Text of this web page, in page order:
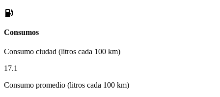
Consumos
Consumo ciudad (litros cada 100 km)
17.1
Consumo promedio (litros cada 100 km)